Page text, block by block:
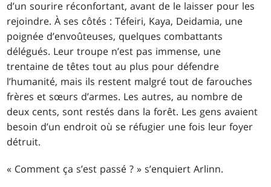
d’un sourire réconfortant, avant de le laisser pour les
rejoindre. À ses côtés : Téfeiri, Kaya, Deidamia, une
poignée d’envoûteuses, quelques combattants
délégués. Leur troupe n’est pas immense, une
trentaine de têtes tout au plus pour défendre
l’humanité, mais ils restent malgré tout de farouches
frères et sœurs d’armes. Les autres, au nombre de
deux cents, sont restés dans la forêt. Les gens avaient
besoin d’un endroit où se réfugier une fois leur foyer
détruit.
« Comment ça s’est passé ? » s’enquiert Arlinn.